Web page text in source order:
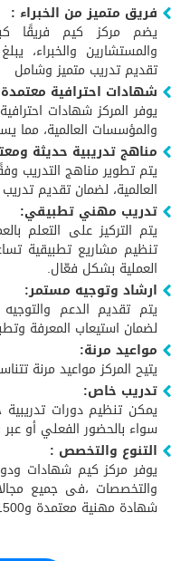
فريق متميز من الخبراء :
يضم مركز كيم فريقًا
تقديم تدريب متميز وشامل
شهادات احترافية معتمدة
يوفر المركز شهادات
والمؤسسات العالمية، مما
مناهج تدريبية حديثة
يتم تطوير مناهج التدريب
العالمية، لضمان تقديم
تدريب مهني تطبيقي:
تنظيم مشاريع تطبيقية
العملية بشكل فعّال.
ارشاد وتوجيه مستمر:
يتم تقديم الدعم
لضمان استيعاب المعرفة
مواعيد مرنة:
يتيح المركز مواعيد مرنة
تدريب خاص:
يمكن تنظيم دورات تدريبية
سواء بالحضور الفعلي أو
التنوع والتخصص :
يوفر مركز كيم شهادات
شهادة مهنية معتمدة و1500 برنامج تدريبي